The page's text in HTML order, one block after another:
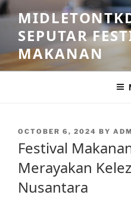
Skip
to
contentSEPUTAR
MAKANAN
POSTED
OCTOBER 6, 2024 BY
Festival
Merayakan
Nusantara